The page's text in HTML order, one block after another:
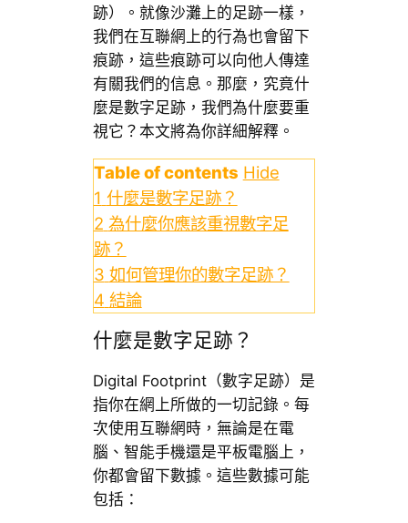
跡）。就像沙灘上的足跡一樣，
我們在互聯網上的行為也會留下
痕跡，這些痕跡可以向他人傳達
有關我們的信息。那麼，究竟什
麼是數字足跡，我們為什麼要重
視它？本文將為你詳細解釋。
Table of contents Hide
1 什麼是數字足跡？
2 為什麼你應該重視數字足
跡？
3 如何管理你的數字足跡？
4 結論
什麼是數字足跡？
Digital Footprint（數字足跡）是
指你在網上所做的一切記錄。每
次使用互聯網時，無論是在電
腦、智能手機還是平板電腦上，
你都會留下數據。這些數據可能
包括：